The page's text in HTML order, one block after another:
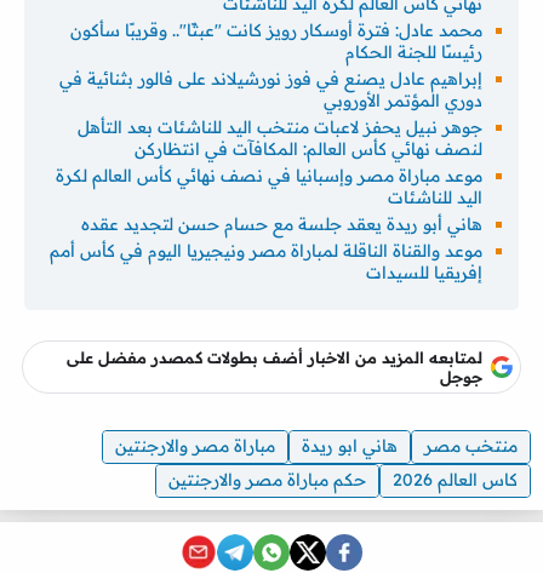
محمد عادل: فترة أوسكار رويز كانت "عبثًا".. وقريبًا سأكون
رئيسًا للجنة الحكام
إبراهيم عادل يصنع في فوز نورشيلاند على فالور بثنائية في
دوري المؤتمر الأوروبي
جوهر نبيل يحفز لاعبات منتخب اليد للناشئات بعد التأهل
لنصف نهائي كأس العالم: المكافآت في انتظاركن
موعد مباراة مصر وإسبانيا في نصف نهائي كأس العالم لكرة
اليد للناشئات
هاني أبو ريدة يعقد جلسة مع حسام حسن لتجديد عقده
موعد والقناة الناقلة لمباراة مصر ونيجيريا اليوم في كأس أمم
إفريقيا للسيدات
لمتابعه المزيد من الاخبار أضف بطولات كمصدر مفضل على
جوجل
منتخب مصر هاني ابو ريدة
مباراة مصر والارجنتين
كاس العالم 2026
حكم مباراة مصر والارجنتين